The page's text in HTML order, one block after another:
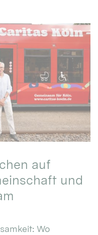
auf
und
Wo